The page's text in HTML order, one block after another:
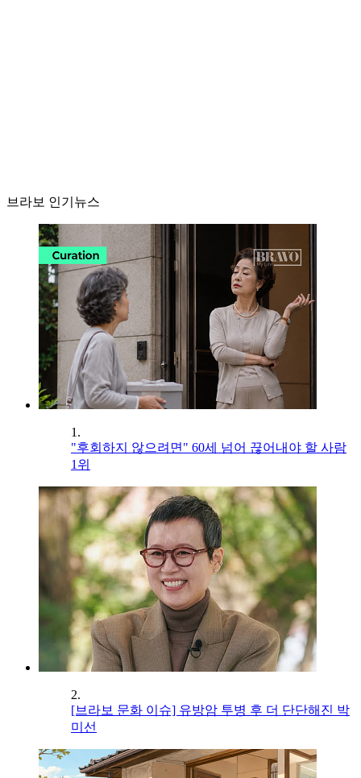
브라보 인기뉴스
1.
"후회하지 않으려면" 60세 넘어 끊어내야 할 사람
1위
2.
[브라보 문화 이슈] 유방암 투병 후 더 단단해진 박
미선